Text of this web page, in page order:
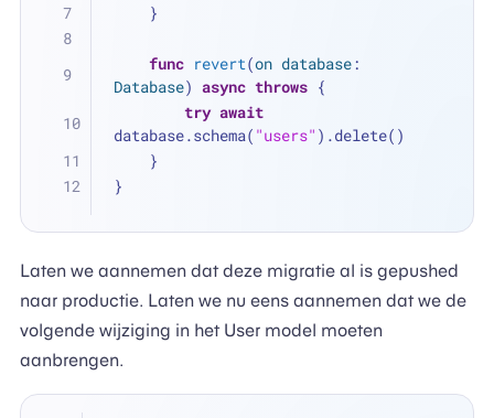
    }
func revert(on database
Database) async throws {
try await
database.schema( "users" ).delete()
    }
}
Laten we aannemen dat deze migratie al is gepushed
naar productie. Laten we nu eens aannemen dat we de
volgende wijziging in het User model moeten
aanbrengen.